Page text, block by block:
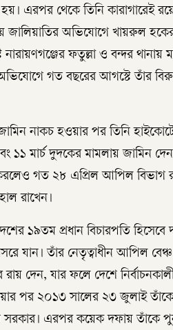
হয়। এরপর থেকে তিনি কারাগারেই
জালিয়াতির অভিযোগে খায়রুল
ফতুল্লা ও বন্দর থানায়
অভিযোগে গত বছরের আগস্টে তাঁর
নাকচ হওয়ার পর তিনি
১১ মার্চ দুদকের মামলায় জামিন
গত ২৮ এপ্রিল আপিল বিভাগ
রাখেন।
১৯তম প্রধান বিচারপতি
যান। তাঁর নেতৃত্বাধীন আপিল
দেন, যার ফলে দেশে
পর ২০১৩ সালের ২৩ জুলাই
সরকার। এরপর কয়েক দফায় তাঁকে